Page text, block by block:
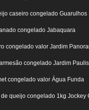
caseiro congelado Guarulhos
congelado Jabaquara
congelado valor Jardim
congelado Jardim
congelado valor Água Funda
queijo congelado 1kg Jockey